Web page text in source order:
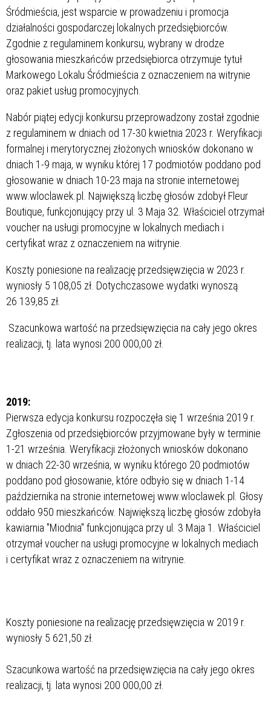
Śródmieścia, jest wsparcie w prowadzeniu i promocja
działalności gospodarczej lokalnych przedsiębiorców.
Zgodnie z regulaminem konkursu, wybrany w drodze
głosowania mieszkańców przedsiębiorca otrzymuje tytuł
Markowego Lokalu Śródmieścia z oznaczeniem na witrynie
oraz pakiet usług promocyjnych.
Nabór piątej edycji konkursu przeprowadzony został zgodnie
z regulaminem w dniach od 17-30 kwietnia 2023 r. Weryfikacji
formalnej i merytorycznej złożonych wniosków dokonano w
dniach 1-9 maja, w wyniku której 17 podmiotów poddano pod
głosowanie w dniach 10-23 maja na stronie internetowej
www.wloclawek.pl. Największą liczbę głosów zdobył Fleur
Boutique, funkcjonujący przy ul. 3 Maja 32. Właściciel otrzymał
voucher na usługi promocyjne w lokalnych mediach i
certyfikat wraz z oznaczeniem na witrynie.
Koszty poniesione na realizację przedsięwzięcia w 2023 r.
wyniosły 5 108,05 zł. Dotychczasowe wydatki wynoszą
26 139,85 zł.
Szacunkowa wartość na przedsięwzięcia na cały jego okres
realizacji, tj. lata wynosi 200 000,00 zł.
2019:
Pierwsza edycja konkursu rozpoczęła się 1 września 2019 r.
Zgłoszenia od przedsiębiorców przyjmowane były w terminie
1-21 września. Weryfikacji złożonych wniosków dokonano
w dniach 22-30 września, w wyniku którego 20 podmiotów
poddano pod głosowanie, które odbyło się w dniach 1-14
października na stronie internetowej www.wloclawek.pl. Głosy
oddało 950 mieszkańców. Największą liczbę głosów zdobyła
kawiarnia "Miodnia" funkcjonująca przy ul. 3 Maja 1. Właściciel
otrzymał voucher na usługi promocyjne w lokalnych mediach
i certyfikat wraz z oznaczeniem na witrynie.
Koszty poniesione na realizację przedsięwzięcia w 2019 r.
wyniosły 5 621,50 zł.
Szacunkowa wartość na przedsięwzięcia na cały jego okres
realizacji, tj. lata wynosi 200 000,00 zł.